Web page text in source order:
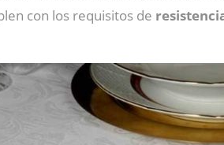
con los requisitos de